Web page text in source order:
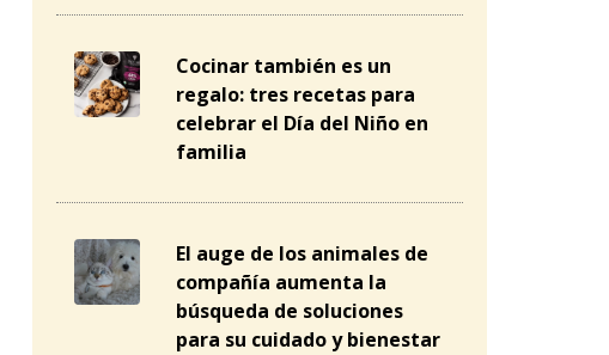
Cocinar también es un
regalo: tres recetas para
celebrar el Día del Niño en
familia
El auge de los animales de
compañía aumenta la
búsqueda de soluciones
para su cuidado y bienestar